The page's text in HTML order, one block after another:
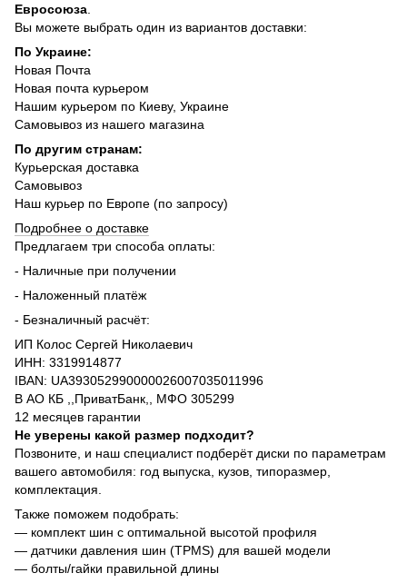
Евросоюза
Вы можете выбрать один из вариантов доставки:
По Украине:
Новая Почта
Новая почта курьером
Нашим курьером по Киеву, Украине
Самовывоз из нашего магазина
По другим странам:
Курьерская доставка
Самовывоз
Наш курьер по Европе (по запросу)
Подробнее о доставке
Предлагаем три способа оплаты:
- Наличные при получении
- Наложенный платёж
- Безналичный расчёт:
ИП Колос Сергей Николаевич
ИНН: 3319914877
IBAN: UA393052990000026007035011996
В АО КБ ,,ПриватБанк,, МФО 305299
12 месяцев гарантии
Не уверены какой размер подходит?
Позвоните, и наш специалист подберёт диски по параметрам
вашего автомобиля: год выпуска, кузов, типоразмер,
комплектация.
Также поможем подобрать:
— комплект шин с оптимальной высотой профиля
— датчики давления шин (TPMS) для вашей модели
— болты/гайки правильной длины